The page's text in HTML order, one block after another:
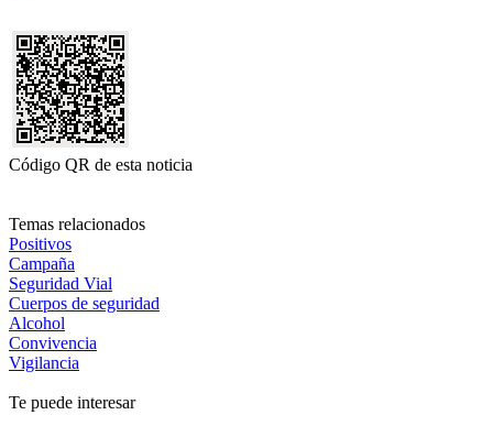
Código QR de esta noticia
Temas relacionados
Positivos
Campaña
Seguridad Vial
Cuerpos de seguridad
Alcohol
Convivencia
Vigilancia
Te puede interesar